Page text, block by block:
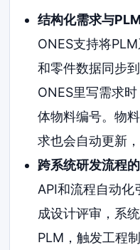
结构化需求与
ONES支持将
和零件数据同步
ONES里写需求
体物料编号。物
求也会自动更新
跨系统研发流程
API和流程自动化
成设计评审，系
PLM，触发工程